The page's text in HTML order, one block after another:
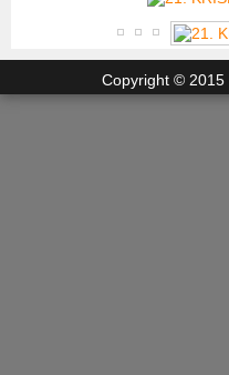
Copyright © 2015